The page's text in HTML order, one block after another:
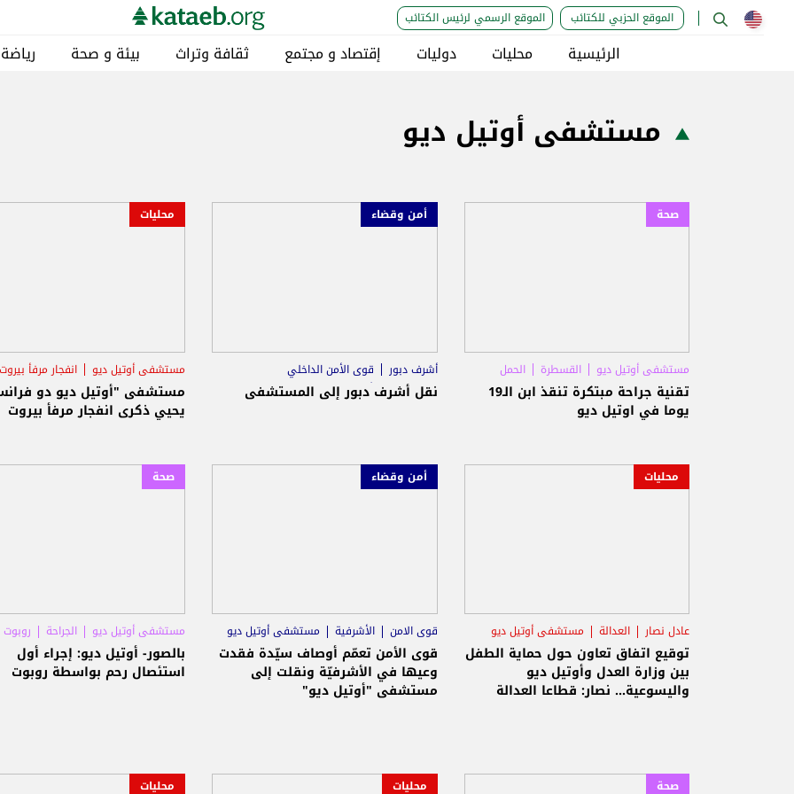
الموقع الحزبي للكتائب الموقع الرسمي لرئيس الكتائب
الرئيسية محليات دوليات إقتصاد و مجتمع ثقافة وتراث بيئة و صحة رياضة
مستشفى أوتيل ديو
صحة
مستشفى أوتيل ديو القسطرة الحمل
تقنية جراحة مبتكرة تنقذ ابن الـ19
يوما في اوتيل ديو
أمن وقضاء
أشرف دبور
قوى الأمن الداخلي
مستشفى أوتيل ديو
نقل أشرف دبور إلى المستشفى
محليات
مستشفى أوتيل ديو انفجار مرفأ بيروت
مستشفى "أوتيل ديو دو
يحيي ذكرى انفجار مرفأ بيروت
محليات
عادل نصار العدالة مستشفى أوتيل ديو
توقيع اتفاق تعاون حول حماية الطفل
بين وزارة العدل وأوتيل ديو
واليسوعية... نصار: قطاعا العدالة
أمن وقضاء
قوى الامن الأشرفية مستشفى أوتيل ديو
قوى الأمن تعمّم أوصاف سيّدة فقدت
وعيها في الأشرفيّة ونقلت إلى
مستشفى "أوتيل ديو"
صحة
مستشفى أوتيل ديو الجراحة روبوت
بالصور- أوتيل ديو: إجراء أول
استئصال رحم بواسطة روبوت
صحة محليات محليات